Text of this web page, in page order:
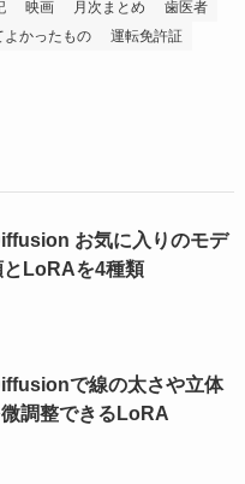
映画 月次まとめ
歯医者
よかったもの
運転免許証
お気に入りのモデ
とLoRAを4種類
で線の太さや立体
調整できるLoRA